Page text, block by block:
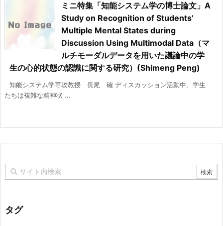
ミニ特集「知能システム学の博士論文」A
Study on Recognition of Students’
Multiple Mental States during
Discussion Using Multimodal Data（マ
ルチモーダルデータを用いた議論中の学
生の心的状態の認識に関する研究）(Shimeng Peng)
知能システム学専攻教授 長尾 確 ディスカッション活動中、学生
たちは複雑な精神状 ...
タグ